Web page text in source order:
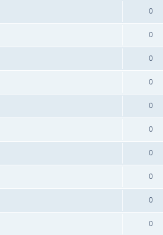
0
0
0
0
0
0
0
0
0
0